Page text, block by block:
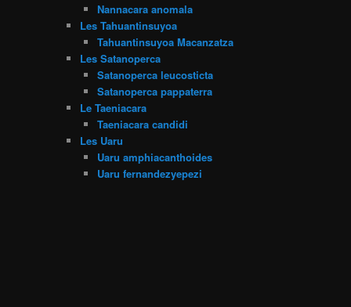
Nannacara anomala
Les Tahuantinsuyoa
Tahuantinsuyoa Macanzatza
Les Satanoperca
Satanoperca leucosticta
Satanoperca pappaterra
Le Taeniacara
Taeniacara candidi
Les Uaru
Uaru amphiacanthoides
Uaru fernandezyepezi